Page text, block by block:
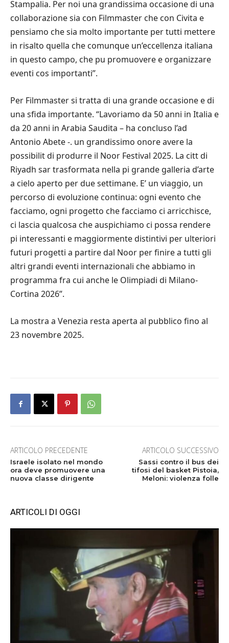
Stampalia. Per noi una grandissima occasione di una
collaborazione sia con Filmmaster che con Civita e
pensiamo che sia molto importante per tutti mettere
in risalto quella che comunque un’eccellenza italiana
in questo campo, che pu promuovere e organizzare
eventi cos importanti”.
Per Filmmaster si tratta di una grande occasione e di
una sfida importante. “Lavoriamo da 50 anni in Italia e
da 20 anni in Arabia Saudita – ha concluso l’ad
Antonio Abete -. un grandissimo onore avere la
possibilit di produrre il Noor Festival 2025. La citt di
Riyadh sar trasformata nella pi grande galleria d’arte
a cielo aperto per due settimane. E’ un viaggio, un
percorso di evoluzione continua: ogni evento che
facciamo, ogni progetto che facciamo ci arricchisce,
ci lascia qualcosa che auspichiamo ci possa rendere
pi interessanti e maggiormente distintivi per ulteriori
futuri progetti a partire dal Noor per finire a tutti gli
altri grandi eventi internazionali che abbiamo in
programma fra cui anche le Olimpiadi di Milano-
Cortina 2026”.
La mostra a Venezia resta aperta al pubblico fino al
23 novembre 2025.
ARTICOLO PRECEDENTE
Israele isolato nel mondo
ora deve promuovere una
nuova classe dirigente
ARTICOLO SUCCESSIVO
Sassi contro il bus dei
tifosi del basket Pistoia,
Meloni: violenza folle
ARTICOLI DI OGGI